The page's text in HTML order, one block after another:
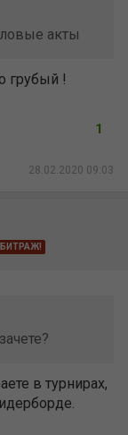
акты
грубый !
28.02.2020 09:03
1
в турнирах,